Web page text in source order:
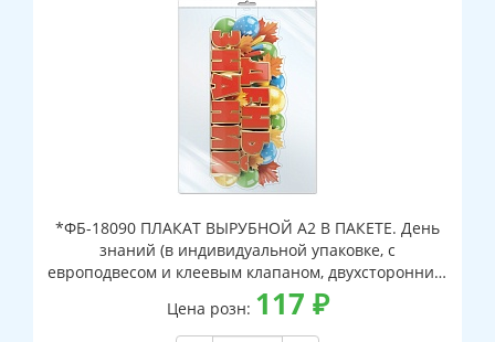
*ФБ-18090 ПЛАКАТ ВЫРУБНОЙ А2 В ПАКЕТЕ. День
знаний (в индивидуальной упаковке, с
европодвесом и клеевым клапаном, двухсторонний,
ВД-лак)
Цена розн: 117 ₽